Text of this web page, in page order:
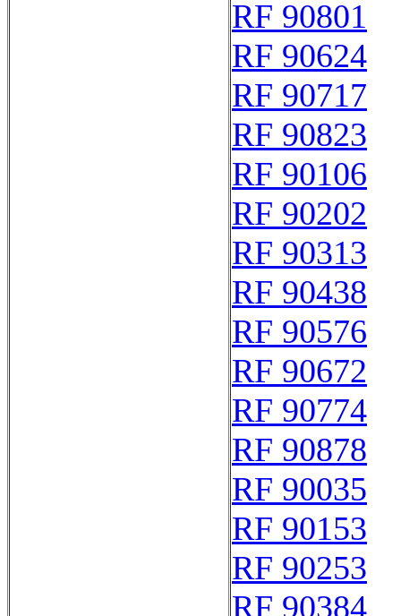
RF 90801
RF 90624
RF 90717
RF 90823
RF 90106
RF 90202
RF 90313
RF 90438
RF 90576
RF 90672
RF 90774
RF 90878
RF 90035
RF 90153
RF 90253
RF 90384